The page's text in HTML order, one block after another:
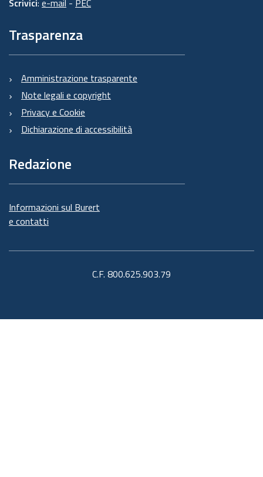
Trasparenza
Amministrazione trasparente
Note legali e copyright
Privacy e Cookie
Dichiarazione di accessibilità
Redazione
Informazioni sul Burert
e contatti
C.F. 800.625.903.79